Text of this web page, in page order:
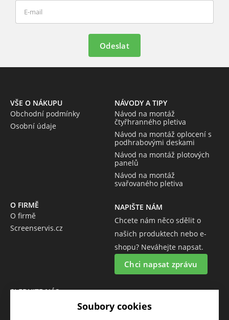
Odeslat
VŠE O NÁKUPU
Obchodní podmínky
Osobní údaje
NÁVODY A TIPY
Návod na montáž
čtyřhranného pletiva
Návod na montáž oplocení s
podhrabovými deskami
Návod na montáž plotových
panelů
Návod na montáž
svařovaného pletiva
O FIRMĚ
O firmě
Screenservis.cz
NAPIŠTE NÁM
Chcete nám něco sdělit o
našich produktech nebo e-
shopu? Neváhejte napsat.
Chci napsat zprávu
SLEDUJTE NÁS
Sledujte nás na všech sociálních sítích, ať Vám nic neunikne!
Soubory cookies